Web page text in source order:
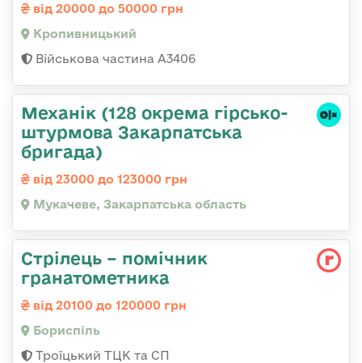
від 20000 до 50000 грн
Кропивницький
Військова частина А3406
Механік (128 окрема гірсько-
штурмова Закарпатська
бригада)
від 23000 до 123000 грн
Мукачеве, Закарпатська область
Стрілець – помічник
гранатометника
від 20100 до 120000 грн
Бориспіль
Троїцький ТЦК та СП